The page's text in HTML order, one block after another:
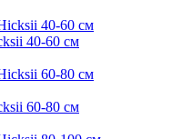
40-60 см
60-80 см